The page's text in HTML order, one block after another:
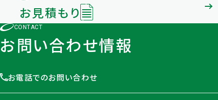
お見積もり
CONTACT
お問い合わせ情報
お電話でのお問い合わせ